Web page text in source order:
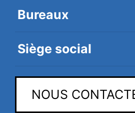
Bureaux
Siège social
NOUS